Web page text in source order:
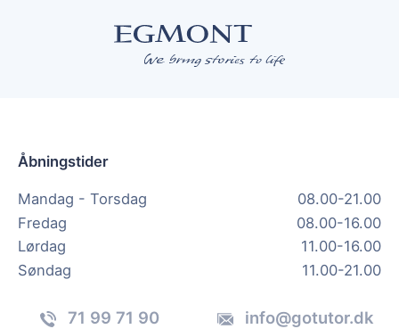
Åbningstider
Mandag - Torsdag
08.00-21.00
Fredag
08.00-16.00
Lørdag
11.00-16.00
Søndag
11.00-21.00
71 99 71 90 info@gotutor.dk